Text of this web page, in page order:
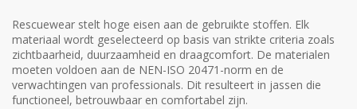
Rescuewear stelt hoge eisen aan de gebruikte stoffen. Elk
materiaal wordt geselecteerd op basis van strikte criteria zoals
zichtbaarheid, duurzaamheid en draagcomfort. De materialen
moeten voldoen aan de NEN-ISO 20471-norm en de
verwachtingen van professionals. Dit resulteert in jassen die
functioneel, betrouwbaar en comfortabel zijn.